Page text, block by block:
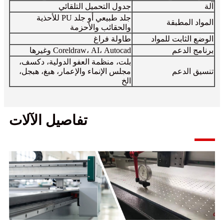
آلة
جدول التحميل التلقائي
المواد المطبقة
جلد طبيعي أو جلد PU للأحذية
والحقائب والأحزمة
الوضع الثابت للمواد
طاولة فراغ
برنامج الدعم
Coreldraw، AI، Autocad وغيرها
تنسيق الدعم
بلت، منظمة العفو الدولية، دكسف،
مجلس الإنماء والإعمار، هبغ، هبجل،
الخ
تفاصيل الآلات